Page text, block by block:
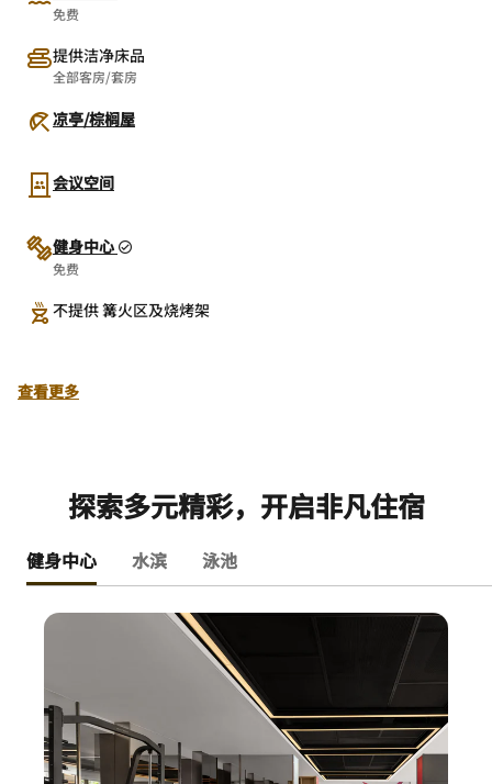
免费
提供洁净床品
全部客房/套房
凉亭/棕榈屋
会议空间
健身中心
免费
不提供 篝火区及烧烤架
查看更多
探索多元精彩，开启非凡住宿
健身中心 水滨 泳池